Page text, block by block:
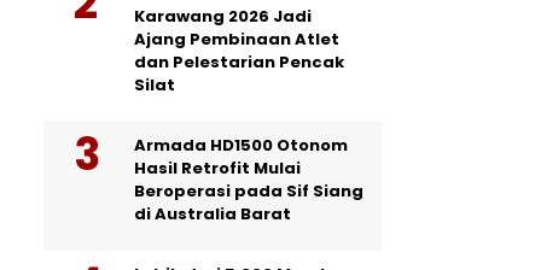
Karawang 2026 Jadi
Ajang Pembinaan Atlet
dan Pelestarian Pencak
Silat
Armada HD1500 Otonom
Hasil Retrofit Mulai
Beroperasi pada Sif Siang
di Australia Barat